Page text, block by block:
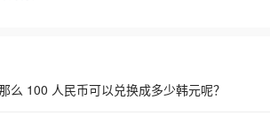
100 人民币可以兑换成多少韩元呢？